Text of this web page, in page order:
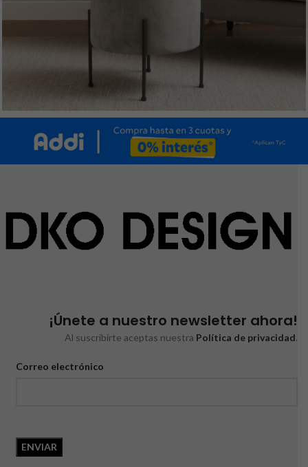
¡Únete a nuestro newsletter ahora!
Al suscribirte aceptas nuestra Política de privacidad.
Correo electrónico